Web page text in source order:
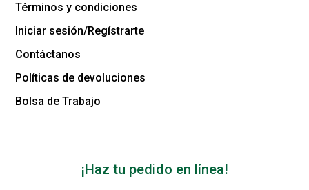
Términos y condiciones
Iniciar sesión/Regístrarte
Contáctanos
Políticas de devoluciones
Bolsa de Trabajo
¡Haz tu pedido en línea!